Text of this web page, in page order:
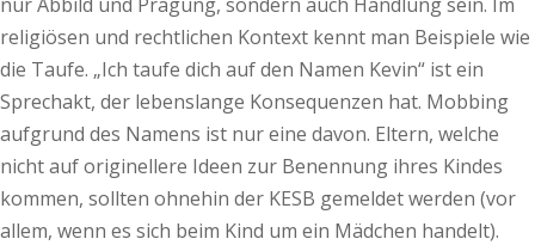
religiösen und rechtlichen Kontext kennt man Beispiele wie
die Taufe. „Ich taufe dich auf den Namen Kevin“ ist ein
Sprechakt, der lebenslange Konsequenzen hat. Mobbing
aufgrund des Namens ist nur eine davon. Eltern, welche
nicht auf originellere Ideen zur Benennung ihres Kindes
kommen, sollten ohnehin der KESB gemeldet werden (vor
allem, wenn es sich beim Kind um ein Mädchen handelt).